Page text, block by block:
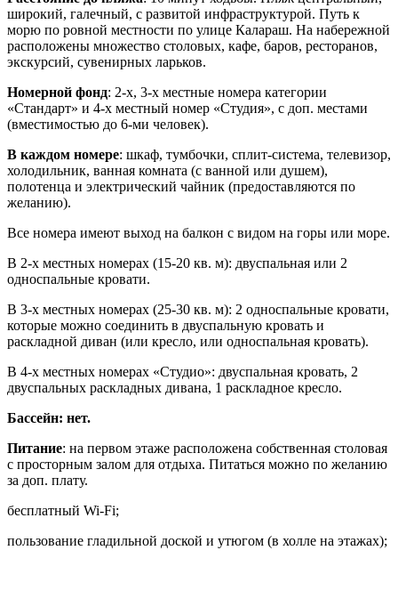
широкий, галечный, с развитой инфраструктурой. Путь к
морю по ровной местности по улице Калараш. На набережной
расположены множество столовых, кафе, баров, ресторанов,
экскурсий, сувенирных ларьков.
Номерной фонд: 2-х, 3-х местные номера категории
«Стандарт» и 4-х местный номер «Студия», с доп. местами
(вместимостью до 6-ми человек).
В каждом номере: шкаф, тумбочки, сплит-система, телевизор,
холодильник, ванная комната (с ванной или душем),
полотенца и электрический чайник (предоставляются по
желанию).
Все номера имеют выход на балкон с видом на горы или море.
В 2-х местных номерах (15-20 кв. м): двуспальная или 2
односпальные кровати.
В 3-х местных номерах (25-30 кв. м): 2 односпальные кровати,
которые можно соединить в двуспальную кровать и
раскладной диван (или кресло, или односпальная кровать).
В 4-х местных номерах «Студио»: двуспальная кровать, 2
двуспальных раскладных дивана, 1 раскладное кресло.
Бассейн: нет.
Питание: на первом этаже расположена собственная столовая
с просторным залом для отдыха. Питаться можно по желанию
за доп. плату.
бесплатный Wi-Fi;
пользование гладильной доской и утюгом (в холле на этажах);